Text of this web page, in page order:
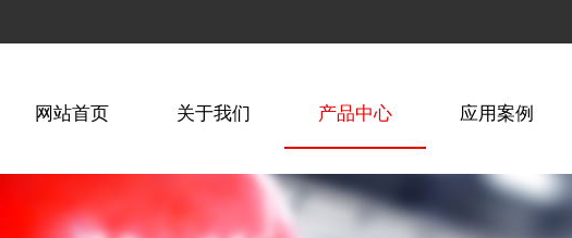
网站首页 关于我们 产品中心 应用案例